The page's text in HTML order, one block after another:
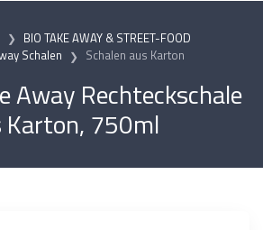
BIO TAKE AWAY & STREET-FOOD
Schalen
Schalen aus Karton
Away Rechteckschale
Karton, 750ml